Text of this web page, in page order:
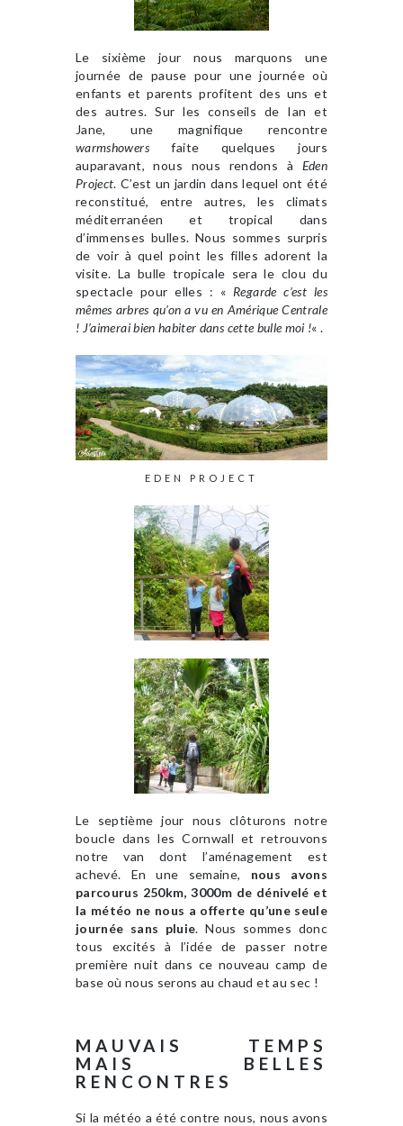
Le sixième jour nous marquons une
journée de pause pour une journée où
enfants et parents profitent des uns et
des autres. Sur les conseils de Ian et
Jane, une magnifique rencontre
warmshowersfaite quelques jours
auparavant, nous nous rendons à Eden
Project. C’est un jardin dans lequel ont été
reconstitué, entre autres, les climats
méditerranéen et tropical dans
d’immenses bulles. Nous sommes surpris
de voir à quel point les filles adorent la
visite. La bulle tropicale sera le clou du
spectacle pour elles : « Regarde c’est les
mêmes arbres qu’on a vu en Amérique Centrale
! J’aimerai bien habiter dans cette bulle moi !« .
EDEN PROJECT
Le septième jour nous clôturons notre
boucle dans les Cornwall et retrouvons
notre van dont l’aménagement est
achevé. En une semaine, nous avons
parcourus 250km, 3000m de dénivelé et
la météo ne nous a offerte qu’une seule
journée sans pluie. Nous sommes donc
tous excités à l’idée de passer notre
première nuit dans ce nouveau camp de
base où nous serons au chaud et au sec !
MAUVAIS TEMPS
MAIS BELLES
RENCONTRES
Si la météo a été contre nous, nous avons